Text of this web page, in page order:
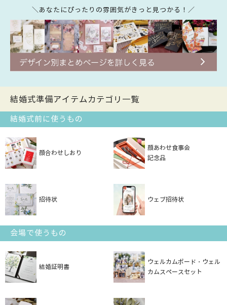
＼あなたにぴったりの雰囲気がきっと見つかる！／
結婚式準備アイテムカテゴリ一覧
結婚式前に使うもの
顔合わせしおり
顔あわせ食事会
記念品
招待状 ウェブ招待状
会場で使うもの
結婚証明書
ウェルカムボード・ウェル
カムスペースセット